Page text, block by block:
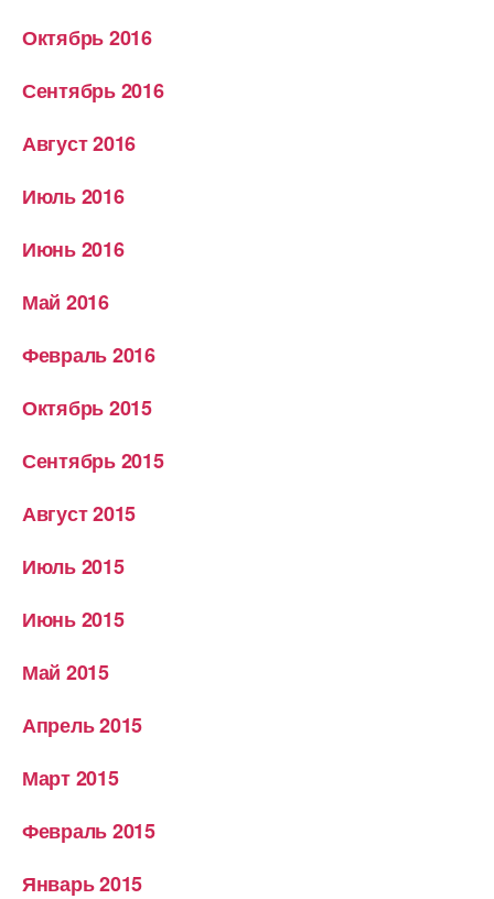
Октябрь 2016
Сентябрь 2016
Август 2016
Июль 2016
Июнь 2016
Май 2016
Февраль 2016
Октябрь 2015
Сентябрь 2015
Август 2015
Июль 2015
Июнь 2015
Май 2015
Апрель 2015
Март 2015
Февраль 2015
Январь 2015